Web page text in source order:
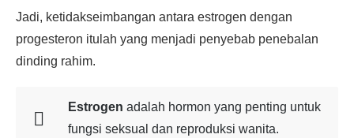
Jadi, ketidakseimbangan antara estrogen dengan
progesteron itulah yang menjadi penyebab penebalan
dinding rahim.
Estrogen adalah hormon yang penting untuk
fungsi seksual dan reproduksi wanita.